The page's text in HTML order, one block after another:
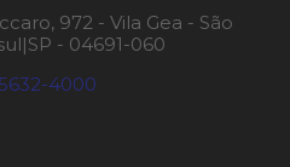
972 - Vila Gea - São
- 04691-060
4000